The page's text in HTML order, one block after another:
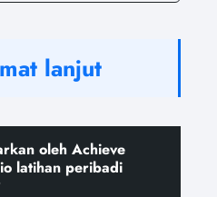
lanjut
oleh Achieve
latihan peribadi